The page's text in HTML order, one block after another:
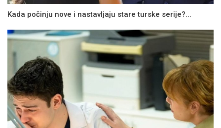
Kada počinju nove i nastavljaju stare turske serije?...